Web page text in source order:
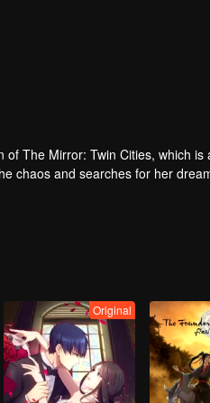
The Mirror: Twin Cities, which
chaos and searches for her
and distinguished legendary
Original